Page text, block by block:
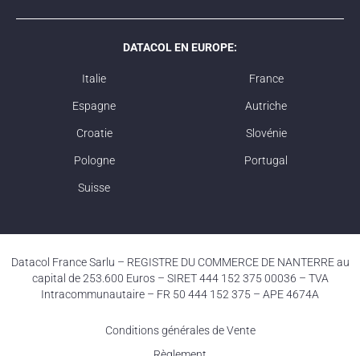
DATACOL EN EUROPE:
Italie France
Espagne Autriche
Croatie Slovénie
Pologne Portugal
Suisse
Datacol France Sarlu – REGISTRE DU COMMERCE DE NANTERRE au
capital de 253.600 Euros – SIRET 444 152 375 00036 – TVA
Intracommunautaire – FR 50 444 152 375 – APE 4674A
Conditions générales de Vente